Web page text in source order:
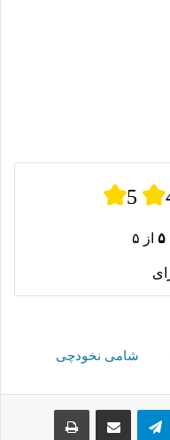
5
۵ از ۵
شامی نخودچی
تلگرام اشتراک گذاری از طریق ایمیل چاپ